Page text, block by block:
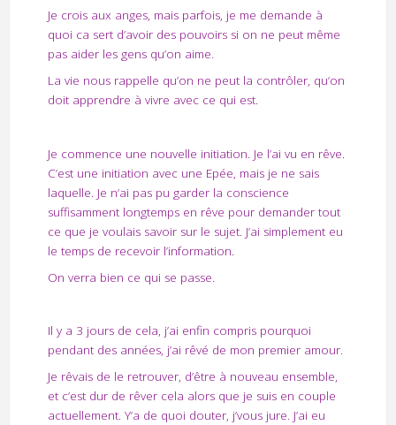
Je crois aux anges, mais parfois, je me demande à
quoi ca sert d’avoir des pouvoirs si on ne peut même
pas aider les gens qu’on aime.
La vie nous rappelle qu’on ne peut la contrôler, qu’on
doit apprendre à vivre avec ce qui est.
Je commence une nouvelle initiation. Je l’ai vu en rêve.
C’est une initiation avec une Epée, mais je ne sais
laquelle. Je n’ai pas pu garder la conscience
suffisamment longtemps en rêve pour demander tout
ce que je voulais savoir sur le sujet. J’ai simplement eu
le temps de recevoir l’information.
On verra bien ce qui se passe.
Il y a 3 jours de cela, j’ai enfin compris pourquoi
pendant des années, j’ai rêvé de mon premier amour.
Je rêvais de le retrouver, d’être à nouveau ensemble,
et c’est dur de rêver cela alors que je suis en couple
actuellement. Y’a de quoi douter, j’vous jure. J’ai eu